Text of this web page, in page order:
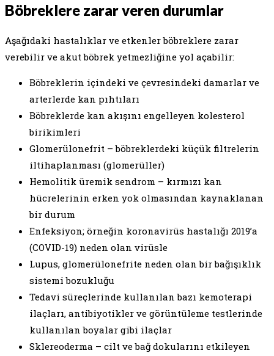
Böbreklere zarar veren durumlar
Aşağıdaki hastalıklar ve etkenler böbreklere zarar
verebilir ve akut böbrek yetmezliğine yol açabilir:
Böbreklerin içindeki ve çevresindeki damarlar ve
arterlerde kan pıhtıları
Böbreklerde kan akışını engelleyen kolesterol
birikimleri
Glomerülonefrit – böbreklerdeki küçük filtrelerin
iltihaplanması (glomerüller)
Hemolitik üremik sendrom – kırmızı kan
hücrelerinin erken yok olmasından kaynaklanan
bir durum
Enfeksiyon; örneğin koronavirüs hastalığı 2019’a
(COVID-19) neden olan virüsle
Lupus, glomerülonefrite neden olan bir bağışıklık
sistemi bozukluğu
Tedavi süreçlerinde kullanılan bazı kemoterapi
ilaçları, antibiyotikler ve görüntüleme testlerinde
kullanılan boyalar gibi ilaçlar
Sklereoderma – cilt ve bağ dokularını etkileyen